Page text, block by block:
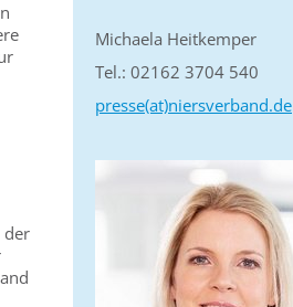
der
Michaela Heitkemper
Tel.: 02162 3704 540
presse(at)niersverband.de